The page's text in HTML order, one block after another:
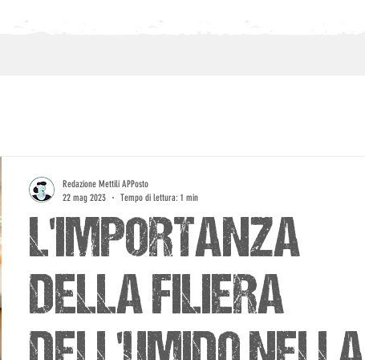
L'IMPORTANZA
DELLA FILIERA
Redazione Mettili APPosto
22 mag 2023
Tempo di lettura: 1 min